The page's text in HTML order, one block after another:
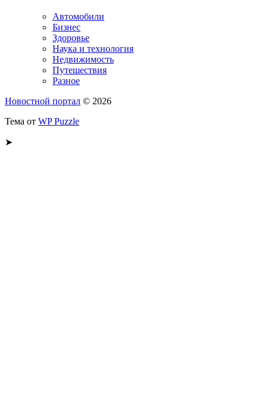
Автомобили
Бизнес
Здоровье
Наука и технология
Недвижимость
Путешествия
Разное
Новостной портал © 2026
Тема от WP Puzzle
➤